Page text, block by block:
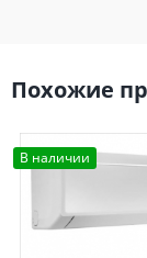
Похожие
В наличии